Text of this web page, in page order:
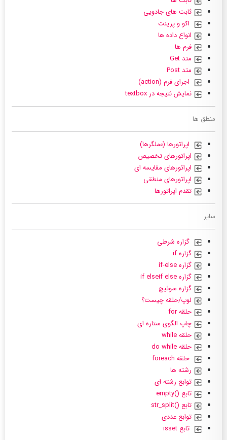
ثابت های جادویی
اکو و پرینت
انواع داده ها
فرم ها
متد Get
متد Post
اجرای فرم (action)
نمایش نتیجه در textbox
منطق ها
اپراتورها (عملگرها)
اپراتورهای تخصیص
اپراتورهای مقایسه ای
اپراتورهای منطقی
تقدم اپراتورها
سایر
گزاره شرطی
گزاره if
گزاره if-else
گزاره if elseif else
گزاره سوئیچ
لوپ/حلقه چیست؟
حلقه for
چاپ الگوی ستاره ای
حلقه while
حلقه do while
حلقه foreach
رشته ها
توابع رشته ای
تابع ()empty
تابع ()str_split
توابع عددی
تابع isset